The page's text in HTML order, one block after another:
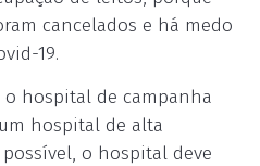
cancelados e há medo
19.
o hospital de campanha
hospital de alta
o hospital deve